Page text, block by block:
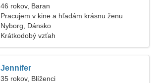
46 rokov, Baran
Pracujem v kine a hľadám krásnu ženu
Nyborg, Dánsko
Krátkodobý vzťah
Jennifer
35 rokov, Blíženci